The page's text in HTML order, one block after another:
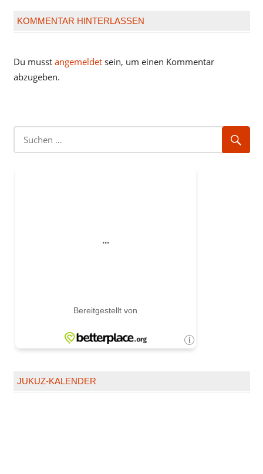
KOMMENTAR HINTERLASSEN
Du musst angemeldetsein, um einen Kommentar
abzugeben.
JUKUZ-KALENDER